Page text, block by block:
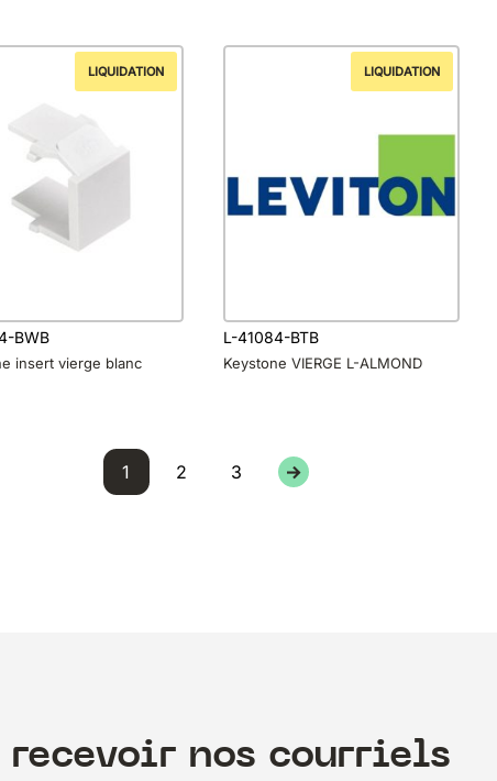
LIQUIDATION
BWB
insert vierge blanc
LIQUIDATION
L-41084-BTB
Keystone VIERGE L-ALMOND
1 2 3 →
nos courriels